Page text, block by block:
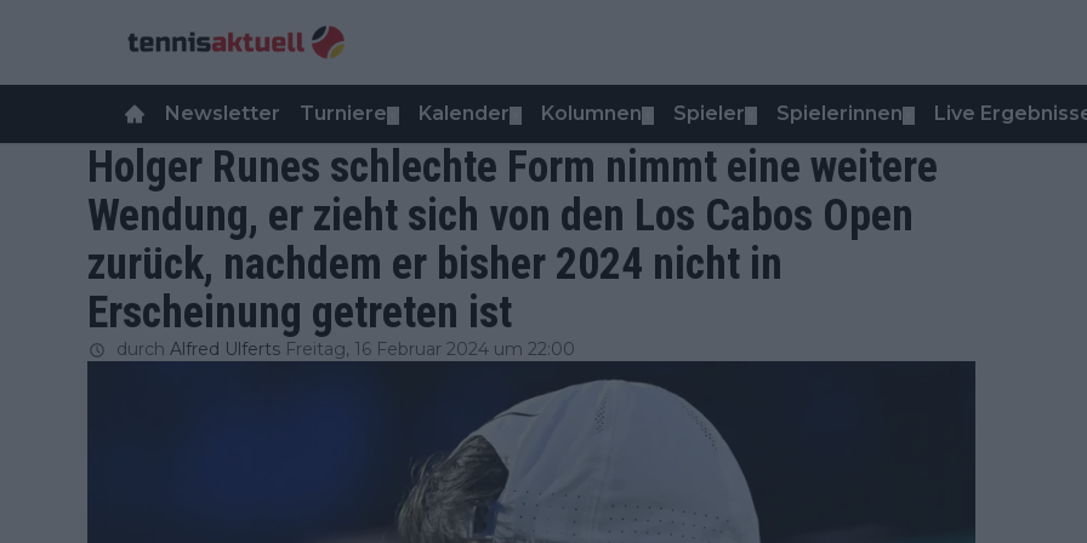
Newsletter Turniere Kalender Kolumnen Spieler Spielerinnen Live
Holger Runes schlechte Form nimmt eine weitere
Wendung, er zieht sich von den Los Cabos Open
zurück, nachdem er bisher 2024 nicht in
Erscheinung getreten ist
durch Alfred Ulferts Freitag, 16 Februar 2024 um 22:00